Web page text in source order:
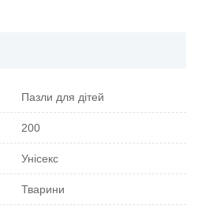
Пазли для дітей
200
Унісекс
Тварини